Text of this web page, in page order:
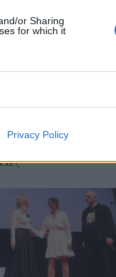
or Sharing
for which it
Privacy Policy
στη διαδρομή των